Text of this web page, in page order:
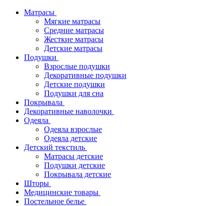
Матрасы
Мягкие матрасы
Средние матрасы
Жесткие матрасы
Детские матрасы
Подушки
Взрослые подушки
Декоративные подушки
Детские подушки
Подушки для сна
Покрывала
Декоративные наволочки
Одеяла
Одеяла взрослые
Одеяла детские
Детский текстиль
Матрасы детские
Подушки детские
Покрывала детские
Шторы
Медицинские товары
Постельное белье